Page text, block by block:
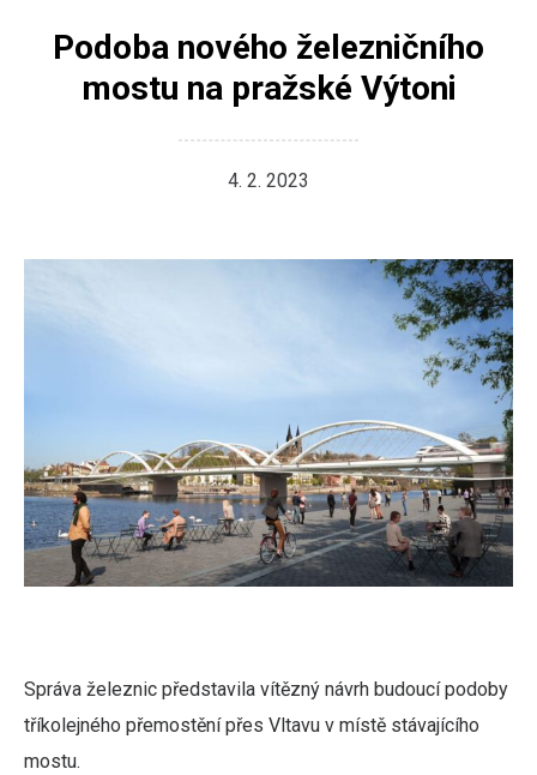
Podoba nového železničního
mostu na pražské Výtoni
4. 2. 2023
Správa železnic představila vítězný návrh budoucí podoby
tříkolejného přemostění přes Vltavu v místě stávajícího
mostu.